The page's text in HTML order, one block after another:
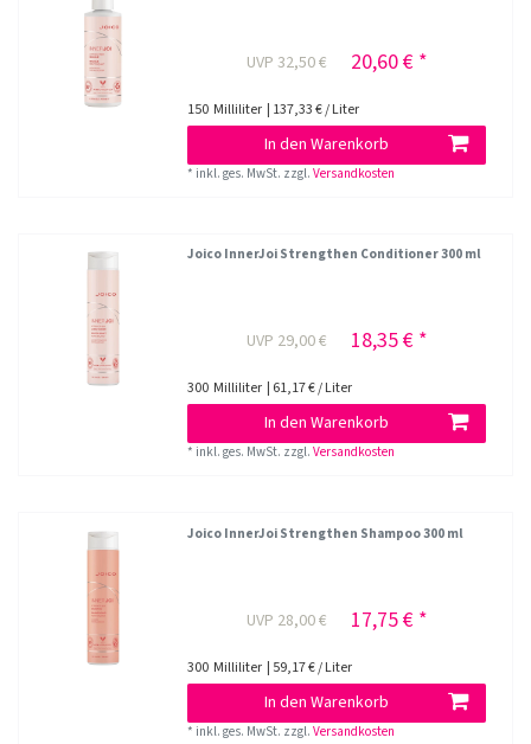
UVP 32,50 € 20,60 € *
150 Milliliter | 137,33 € / Liter
In den Warenkorb
* inkl. ges. MwSt. zzgl.Versandkosten
Joico InnerJoi Strengthen Conditioner 300 ml
UVP 29,00 € 18,35 € *
300 Milliliter | 61,17 € / Liter
In den Warenkorb
* inkl. ges. MwSt. zzgl.Versandkosten
Joico InnerJoi Strengthen Shampoo 300 ml
UVP 28,00 € 17,75 € *
300 Milliliter | 59,17 € / Liter
In den Warenkorb
* inkl. ges. MwSt. zzgl.Versandkosten